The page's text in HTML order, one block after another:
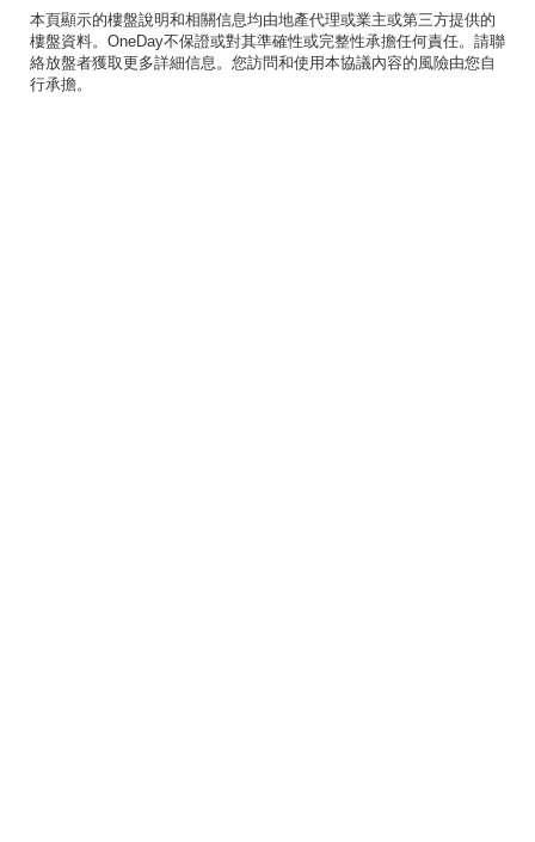
本頁顯示的樓盤說明和相關信息均由地產代理或業主或第三方提供的
樓盤資料。OneDay不保證或對其準確性或完整性承擔任何責任。請聯
絡放盤者獲取更多詳細信息。您訪問和使用本協議內容的風險由您自
行承擔。